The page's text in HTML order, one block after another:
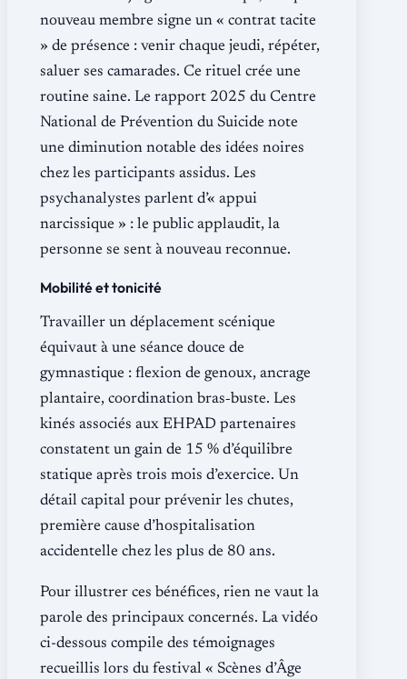
nouveau membre signe un « contrat tacite
» de présence : venir chaque jeudi, répéter,
saluer ses camarades. Ce rituel crée une
routine saine. Le rapport 2025 du Centre
National de Prévention du Suicide note
une diminution notable des idées noires
chez les participants assidus. Les
psychanalystes parlent d’« appui
narcissique » : le public applaudit, la
personne se sent à nouveau reconnue.
Mobilité et tonicité
Travailler un déplacement scénique
équivaut à une séance douce de
gymnastique : flexion de genoux, ancrage
plantaire, coordination bras‐buste. Les
kinés associés aux EHPAD partenaires
constatent un gain de 15 % d’équilibre
statique après trois mois d’exercice. Un
détail capital pour prévenir les chutes,
première cause d’hospitalisation
accidentelle chez les plus de 80 ans.
Pour illustrer ces bénéfices, rien ne vaut la
parole des principaux concernés. La vidéo
ci-dessous compile des témoignages
recueillis lors du festival « Scènes d’Âge